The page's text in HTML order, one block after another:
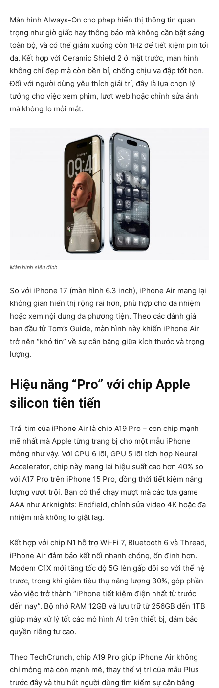
Màn hình Always-On cho phép hiển thị thông tin quan
trọng như giờ giấc hay thông báo mà không cần bật sáng
toàn bộ, và có thể giảm xuống còn 1Hz để tiết kiệm pin tối
đa. Kết hợp với Ceramic Shield 2 ở mặt trước, màn hình
không chỉ đẹp mà còn bền bỉ, chống chịu va đập tốt hơn.
Đối với người dùng yêu thích giải trí, đây là lựa chọn lý
tưởng cho việc xem phim, lướt web hoặc chỉnh sửa ảnh
mà không lo mỏi mắt.
Màn hình siêu đỉnh
So với iPhone 17 (màn hình 6.3 inch), iPhone Air mang lại
không gian hiển thị rộng rãi hơn, phù hợp cho đa nhiệm
hoặc xem nội dung đa phương tiện. Theo các đánh giá
ban đầu từ Tom’s Guide, màn hình này khiến iPhone Air
trở nên “khó tin” về sự cân bằng giữa kích thước và trọng
lượng.
Hiệu năng “Pro” với chip Apple
silicon tiên tiến
Trái tim của iPhone Air là chip A19 Pro – con chip mạnh
mẽ nhất mà Apple từng trang bị cho một mẫu iPhone
mỏng như vậy. Với CPU 6 lõi, GPU 5 lõi tích hợp Neural
Accelerator, chip này mang lại hiệu suất cao hơn 40% so
với A17 Pro trên iPhone 15 Pro, đồng thời tiết kiệm năng
lượng vượt trội. Bạn có thể chạy mượt mà các tựa game
AAA như Arknights: Endfield, chỉnh sửa video 4K hoặc đa
nhiệm mà không lo giật lag.
Kết hợp với chip N1 hỗ trợ Wi-Fi 7, Bluetooth 6 và Thread,
iPhone Air đảm bảo kết nối nhanh chóng, ổn định hơn.
Modem C1X mới tăng tốc độ 5G lên gấp đôi so với thế hệ
trước, trong khi giảm tiêu thụ năng lượng 30%, góp phần
vào việc trở thành “iPhone tiết kiệm điện nhất từ trước
đến nay”. Bộ nhớ RAM 12GB và lưu trữ từ 256GB đến 1TB
giúp máy xử lý tốt các mô hình AI trên thiết bị, đảm bảo
quyền riêng tư cao.
Theo TechCrunch, chip A19 Pro giúp iPhone Air không
chỉ mỏng mà còn mạnh mẽ, thay thế vị trí của mẫu Plus
trước đây và thu hút người dùng tìm kiếm sự cân bằng